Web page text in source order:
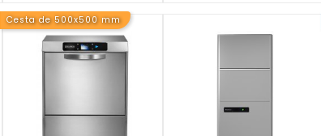
Cesta de 500x500 mm